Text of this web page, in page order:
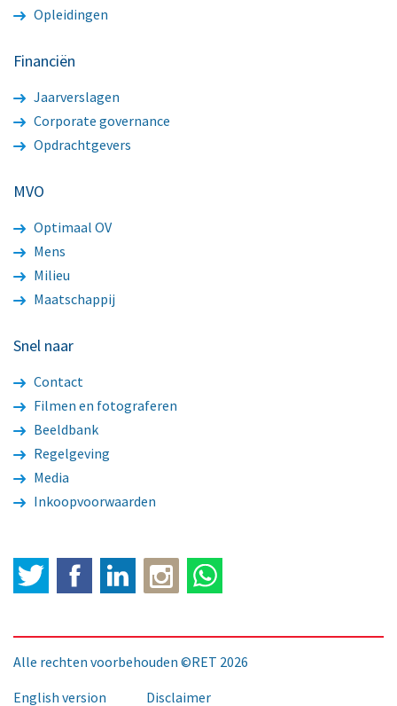
Opleidingen
Financiën
Jaarverslagen
Corporate governance
Opdrachtgevers
MVO
Optimaal OV
Mens
Milieu
Maatschappij
Snel naar
Contact
Filmen en fotograferen
Beeldbank
Regelgeving
Media
Inkoopvoorwaarden
Twitter FacebookLinkedIn
Alle rechten voorbehouden ©RET 2026
English version
Disclaimer